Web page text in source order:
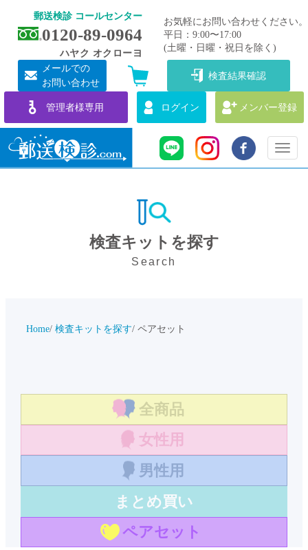
郵送検診 コールセンター
0120-89-0964
ハヤク オクローヨ
お気軽にお問い合わせください。
平日：9:00〜17:00
(土曜・日曜・祝日を除く)
メールでの
お問い合わせ
検査結果確認
管理者様専用 ログイン メンバー登録
Toggle
検査キットを探す
Search
Home 検査キットを探す ペアセット
全商品
女性用
男性用
まとめ買い
ペアセット